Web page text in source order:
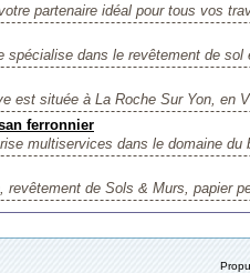
partenaire idéal pour tous vos
spécialise dans le revêtement de sol
est située à La Roche Sur Yon, en
ferronnier
multiservices dans le domaine du
revêtement de Sols & Murs, papier